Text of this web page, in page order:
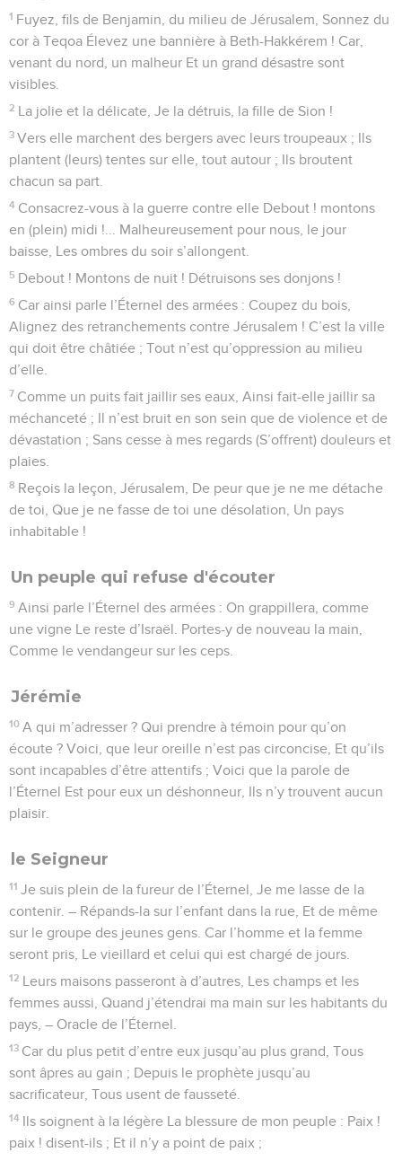
1 Fuyez, fils de Benjamin, du milieu de Jérusalem, Sonnez du
cor à Teqoa Élevez une bannière à Beth-Hakkérem ! Car,
venant du nord, un malheur Et un grand désastre sont
visibles.
2 La jolie et la délicate, Je la détruis, la fille de Sion !
3 Vers elle marchent des bergers avec leurs troupeaux ; Ils
plantent (leurs) tentes sur elle, tout autour ; Ils broutent
chacun sa part.
4 Consacrez-vous à la guerre contre elle Debout ! montons
en (plein) midi !... Malheureusement pour nous, le jour
baisse, Les ombres du soir s’allongent.
5 Debout ! Montons de nuit ! Détruisons ses donjons !
6 Car ainsi parle l’Éternel des armées : Coupez du bois,
Alignez des retranchements contre Jérusalem ! C’est la ville
qui doit être châtiée ; Tout n’est qu’oppression au milieu
d’elle.
7 Comme un puits fait jaillir ses eaux, Ainsi fait-elle jaillir sa
méchanceté ; Il n’est bruit en son sein que de violence et de
dévastation ; Sans cesse à mes regards (S’offrent) douleurs et
plaies.
8 Reçois la leçon, Jérusalem, De peur que je ne me détache
de toi, Que je ne fasse de toi une désolation, Un pays
inhabitable !
Un peuple qui refuse d'écouter
9 Ainsi parle l’Éternel des armées : On grappillera, comme
une vigne Le reste d’Israël. Portes-y de nouveau la main,
Comme le vendangeur sur les ceps.
Jérémie
10 A qui m’adresser ? Qui prendre à témoin pour qu’on
écoute ? Voici, que leur oreille n’est pas circoncise, Et qu’ils
sont incapables d’être attentifs ; Voici que la parole de
l’Éternel Est pour eux un déshonneur, Ils n’y trouvent aucun
plaisir.
le Seigneur
11 Je suis plein de la fureur de l’Éternel, Je me lasse de la
contenir. – Répands-la sur l’enfant dans la rue, Et de même
sur le groupe des jeunes gens. Car l’homme et la femme
seront pris, Le vieillard et celui qui est chargé de jours.
12 Leurs maisons passeront à d’autres, Les champs et les
femmes aussi, Quand j’étendrai ma main sur les habitants du
pays, – Oracle de l’Éternel.
13 Car du plus petit d’entre eux jusqu’au plus grand, Tous
sont âpres au gain ; Depuis le prophète jusqu’au
sacrificateur, Tous usent de fausseté.
14 Ils soignent à la légère La blessure de mon peuple : Paix !
paix ! disent-ils ; Et il n’y a point de paix ;